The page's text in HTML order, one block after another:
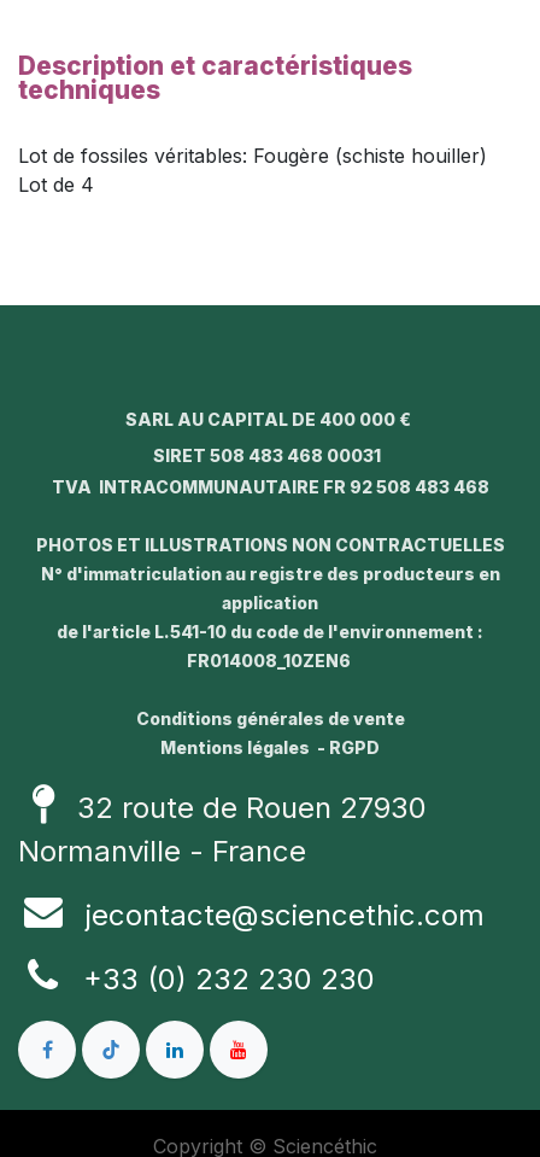
Description et caractéristiques
techniques
Lot de fossiles véritables: Fougère (schiste houiller)
Lot de 4
SARL AU CAPITAL DE 400 000 €
SIRET 508 483 468 00031
TVA INTRACOMMUNAUTAIRE FR 92 508 483 468
PHOTOS ET ILLUSTRATIONS NON CONTRACTUELLES
N° d'immatriculation au registre des producteurs en
application
de l'article L.541-10 du code de l'environnement :
FR014008_10ZEN6
Conditions générales de vente
Mentions légales - RGPD
32 route de Rouen 27930
Normanville - France
jecontacte@sciencethic.com
+33 (0) 232 230 230
Copyright © Sciencéthic